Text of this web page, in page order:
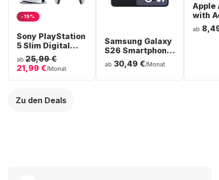
-15%
Sony PlayStation
5 Slim Digital
Console
ab 25,99 €
21,99 €/Monat
Samsung Galaxy
S26 Smartphone
- 256GB - Dual
SIM
ab 30,49 €/Monat
Apple
with
Noise
ab
Zu den Deals